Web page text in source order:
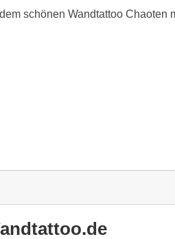
schönen Wandtattoo Chaoten